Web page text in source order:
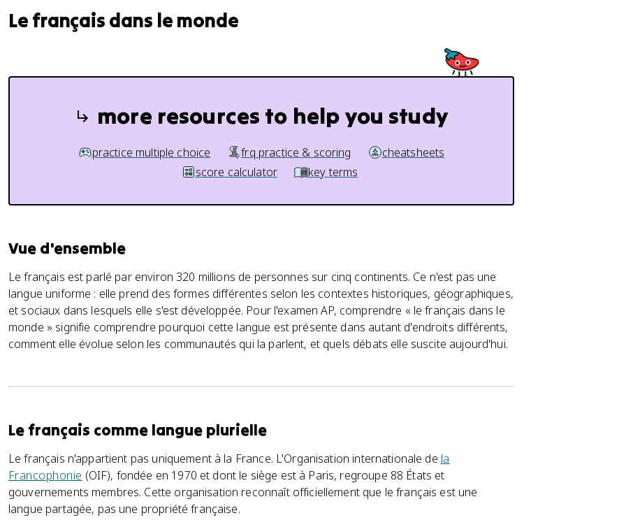
Le français dans le monde
more resources to help you study
practice multiple choice frq practice & scoring
cheatsheets
score calculator
key terms
Vue d'ensemble
Le français est parlé par environ 320 millions de personnes sur cinq continents. Ce n'est pas une
langue uniforme : elle prend des formes différentes selon les contextes historiques, géographiques,
et sociaux dans lesquels elle s'est développée. Pour l'examen AP, comprendre « le français dans le
monde » signifie comprendre pourquoi cette langue est présente dans autant d'endroits différents,
comment elle évolue selon les communautés qui la parlent, et quels débats elle suscite aujourd'hui.
Le français comme langue plurielle
Le français n'appartient pas uniquement à la France. L'Organisation internationale de la
Francophonie (OIF), fondée en 1970 et dont le siège est à Paris, regroupe 88 États et
gouvernements membres. Cette organisation reconnaît officiellement que le français est une
langue partagée, pas une propriété française.